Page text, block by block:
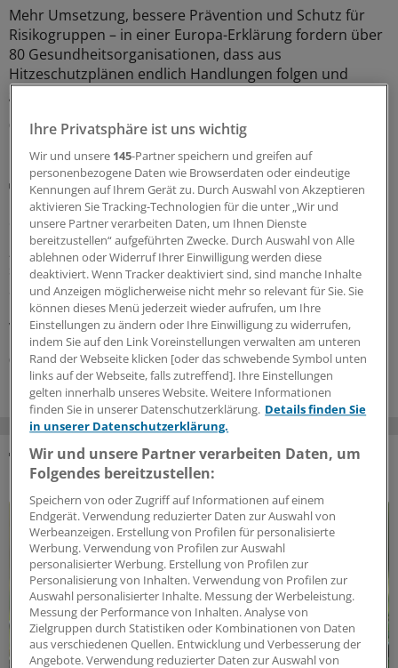
Mehr Umsetzung, bessere Prävention und Schutz für
Risikogruppen – in einer Europa-Erklärung fordern über
80 Gesundheitsorganisationen, dass aus
Hitzeschutzplänen endlich Handlungen folgen und
06.08.2026
Vergiftungen
Blaualgen in Badeseen: Was für Ärzte rund um
das Thema Cyanobakterien wichtig ist
„Badeverbot wegen Blaualgen“ – diese Warnhinweise
sind an einigen deutschen Badeseen zu finden. Welche
Symptome weisen auf eine Vergiftung mit Cyanotoxinen
hin? Und wie gehen Ärzte beim Verdacht auf eine
Vergiftung vor?
06.08.2026
DAS KÖNNTE SIE AUCH INTERESSIEREN
Ihre Privatsphäre ist uns wichtig
Wir und unsere 145-Partner speichern und greifen auf
personenbezogene Daten wie Browserdaten oder eindeutige
Kennungen auf Ihrem Gerät zu. Durch Auswahl von Akzeptieren
aktivieren Sie Tracking-Technologien für die unter „Wir und
unsere Partner verarbeiten Daten, um Ihnen Dienste
bereitzustellen“ aufgeführten Zwecke. Durch Auswahl von Alle
ablehnen oder Widerruf Ihrer Einwilligung werden diese
deaktiviert. Wenn Tracker deaktiviert sind, sind manche Inhalte
und Anzeigen möglicherweise nicht mehr so relevant für Sie. Sie
können dieses Menü jederzeit wieder aufrufen, um Ihre
Einstellungen zu ändern oder Ihre Einwilligung zu widerrufen,
indem Sie auf den Link Voreinstellungen verwalten am unteren
Rand der Webseite klicken [oder das schwebende Symbol unten
links auf der Webseite, falls zutreffend]. Ihre Einstellungen
gelten innerhalb unseres Website. Weitere Informationen
finden Sie in unserer Datenschutzerklärung. Details finden Sie
in unserer Datenschutzerklärung.
Wir und unsere Partner verarbeiten Daten, um
Folgendes bereitzustellen:
Speichern von oder Zugriff auf Informationen auf einem
Endgerät. Verwendung reduzierter Daten zur Auswahl von
Werbeanzeigen. Erstellung von Profilen für personalisierte
Werbung. Verwendung von Profilen zur Auswahl
personalisierter Werbung. Erstellung von Profilen zur
Personalisierung von Inhalten. Verwendung von Profilen zur
Auswahl personalisierter Inhalte. Messung der Werbeleistung.
Messung der Performance von Inhalten. Analyse von
Zielgruppen durch Statistiken oder Kombinationen von Daten
aus verschiedenen Quellen. Entwicklung und Verbesserung der
Angebote. Verwendung reduzierter Daten zur Auswahl von